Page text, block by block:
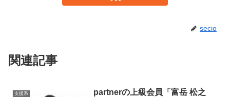
secio
関連記事
支援系
partnerの上級会員「富岳 松之